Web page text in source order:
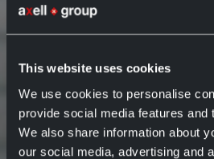
This website uses cookies
We use cookies to personalise
provide social media features and
We also share information about
our social media, advertising and
dodanej
Axell Logistics 4